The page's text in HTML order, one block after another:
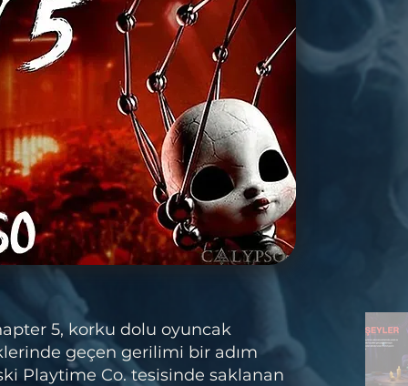
5, korku dolu oyuncak
geçen gerilimi bir adım
Playtime Co. tesisinde saklanan